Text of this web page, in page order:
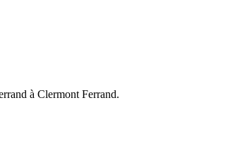
à Clermont Ferrand.